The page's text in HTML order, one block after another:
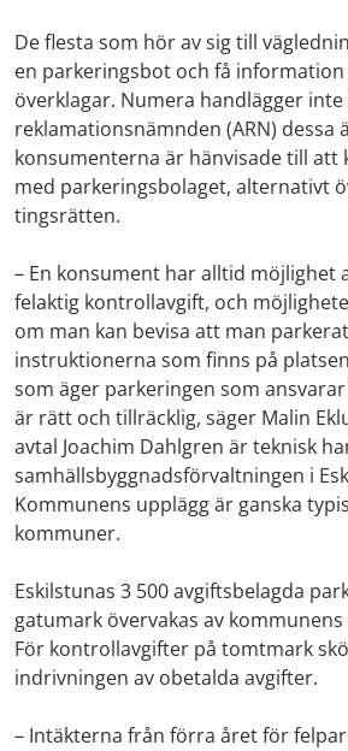
De flesta som hör av sig till
en parkeringsbot och få
överklagar. Numera handlägger inte
reklamationsnämnden (ARN) dessa
konsumenterna är hänvisade till att
med parkeringsbolaget, alternativt
tingsrätten.
– En konsument har alltid möjlighet
felaktig kontrollavgift, och
om man kan bevisa att man
instruktionerna som finns på
som äger parkeringen som
är rätt och tillräcklig, säger Malin
avtal Joachim Dahlgren är teknisk
samhällsbyggnadsförvaltningen i
Kommunens upplägg är ganska
kommuner.
Eskilstunas 3 500 avgiftsbelagda
gatumark övervakas av
För kontrollavgifter på tomtmark
indrivningen av obetalda avgifter.
– Intäkterna från förra året för